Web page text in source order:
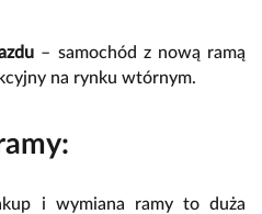
– samochód z nową ramą
na rynku wtórnym.
i wymiana ramy to duża